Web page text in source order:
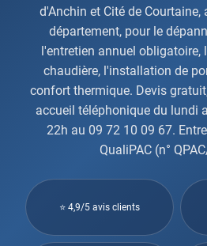
d'Anchin et Cité de Courtaine,
département, pour le
l'entretien annuel obligatoire,
chaudière, l'installation de
confort thermique. Devis
accueil téléphonique du lundi
22h au 09 72 10 09 67.
QualiPAC (n°
⭐ 4,9/5 avis clients